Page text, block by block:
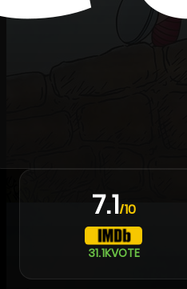
7.1/10
31.1KVOTE